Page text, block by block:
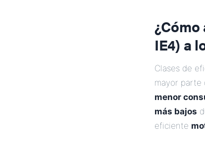
IE4) a
Clases de
mayor parte
menor
más bajos
eficiente